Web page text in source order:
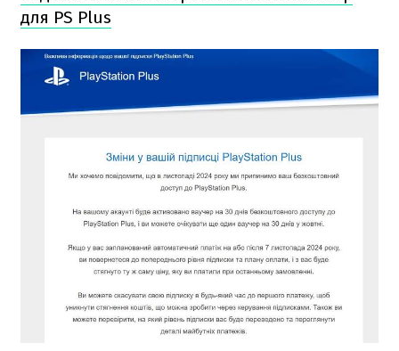
для PS Plus